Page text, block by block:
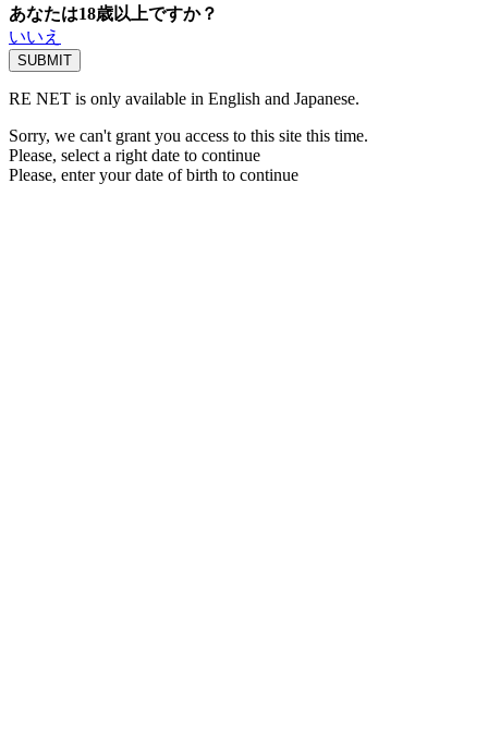
あなたは18歳以上ですか？
いいえ
RE NET is only available in English and Japanese.
Sorry, we can't grant you access to this site this time.
Please, select a right date to continue
Please, enter your date of birth to continue